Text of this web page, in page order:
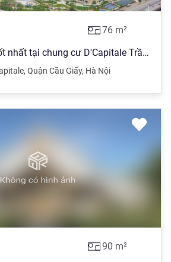
76 m²
Top quỹ căn giá tốt nhất tại chung cư D'Capitale Trần Duy Hưng - hotline 0934 589 *** hỗ trợ từ A-Z
, Quận Cầu Giấy, Hà Nội
90 m²